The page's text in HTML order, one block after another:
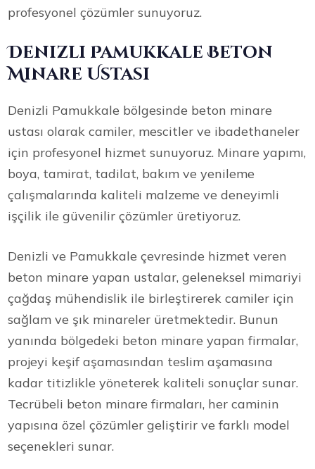
profesyonel çözümler sunuyoruz.
Denizli Pamukkale Beton
Minare Ustası
Denizli Pamukkale bölgesinde beton minare
ustası olarak camiler, mescitler ve ibadethaneler
için profesyonel hizmet sunuyoruz. Minare yapımı,
boya, tamirat, tadilat, bakım ve yenileme
çalışmalarında kaliteli malzeme ve deneyimli
işçilik ile güvenilir çözümler üretiyoruz.
Denizli ve Pamukkale çevresinde hizmet veren
beton minare yapan ustalar, geleneksel mimariyi
çağdaş mühendislik ile birleştirerek camiler için
sağlam ve şık minareler üretmektedir. Bunun
yanında bölgedeki beton minare yapan firmalar,
projeyi keşif aşamasından teslim aşamasına
kadar titizlikle yöneterek kaliteli sonuçlar sunar.
Tecrübeli beton minare firmaları, her caminin
yapısına özel çözümler geliştirir ve farklı model
seçenekleri sunar.